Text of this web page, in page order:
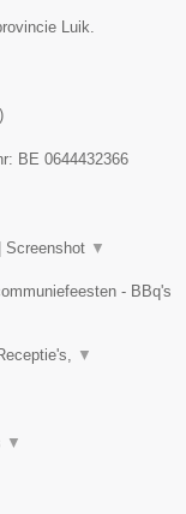
Luik.
)
BE 0644432366
Screenshot ▼
- BBq's
▼
▼